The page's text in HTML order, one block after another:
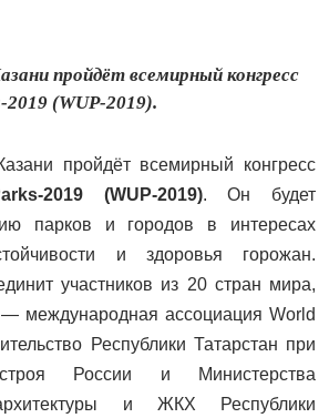
пройдёт всемирный конгресс
(WUP-2019).
пройдёт всемирный конгресс
-2019 (WUP-2019). Он будет
парков и городов в интересах
и здоровья горожан.
участников из 20 стран мира,
— международная ассоциация World
Республики Татарстан при
России и Министерства
архитектуры и ЖКХ Республики